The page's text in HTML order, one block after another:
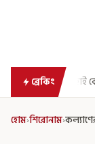
ব্রেকিংথেঁতলানো
হোম›শিরোনাম›